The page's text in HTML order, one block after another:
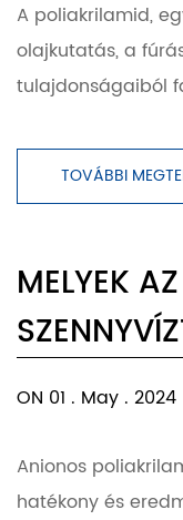
A poliakrilamid,
olajkutatás, a
tulajdonságaiból
TOVÁBBI
MELYEK
ON 01 . May . 2024
Anionos
hatékony és